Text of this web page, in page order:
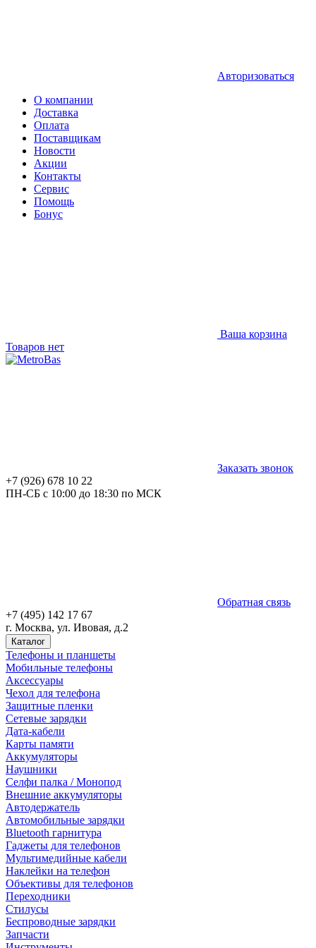
Авторизоваться
О компании
Доставка
Оплата
Поставщикам
Новости
Акции
Контакты
Сервис
Помощь
Бонус
Ваша корзина
Товаров нет
Заказать звонок
+7 (926) 678 10 22
ПН-СБ с 10:00 до 18:30 по МСК
Обратная связь
+7 (495) 142 17 67
г. Москва, ул. Ивовая, д.2
Каталог
Телефоны и планшеты
Мобильные телефоны
Аксессуары
Чехол для телефона
Защитные пленки
Сетевые зарядки
Дата-кабели
Карты памяти
Аккумуляторы
Наушники
Селфи палка / Монопод
Внешние аккумуляторы
Автодержатель
Автомобильные зарядки
Bluetooth гарнитура
Гаджеты для телефонов
Мультимедийные кабели
Наклейки на телефон
Объективы для телефонов
Переходники
Стилусы
Беспроводные зарядки
Запчасти